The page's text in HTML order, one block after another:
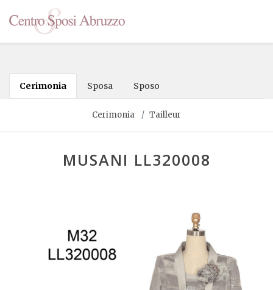
Cerimonia Sposa Sposo
Cerimonia Tailleur
MUSANI LL320008